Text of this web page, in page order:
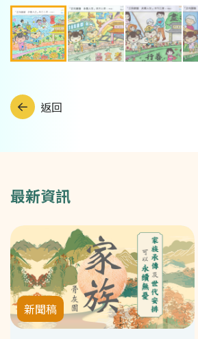
返回
最新資訊
新聞稿